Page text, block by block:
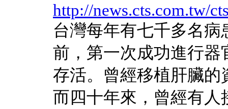
http://news.cts.com.tw/
台灣每年有七千多名
前，第一次成功進行
存活。曾經移植肝臟
而四十年來，曾經有